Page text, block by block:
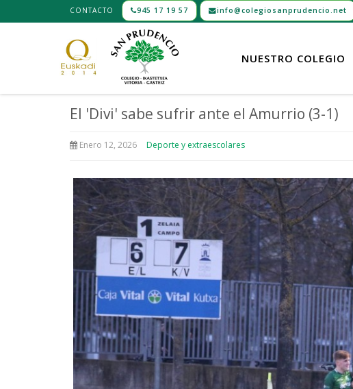
CONTACTO 945 17 19 57 info@colegiosanprudencio.net
NUESTRO COLEGIO
El 'Divi' sabe sufrir ante el Amurrio (3-1)
Enero 12, 2026 Deporte y extraescolares